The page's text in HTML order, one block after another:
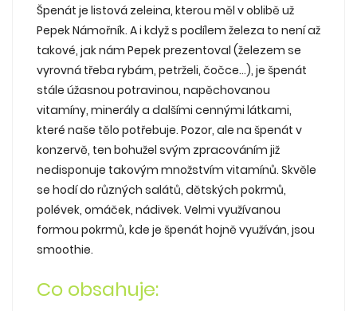
Špenát je listová zeleina, kterou měl v oblibě už
Pepek Námořník. A i když s podílem železa to není až
takové, jak nám Pepek prezentoval (železem se
vyrovná třeba rybám, petrželi, čočce...), je špenát
stále úžasnou potravinou, napěchovanou
vitamíny, minerály a dalšími cennými látkami,
které naše tělo potřebuje. Pozor, ale na špenát v
konzervě, ten bohužel svým zpracováním již
nedisponuje takovým množstvím vitamínů. Skvěle
se hodí do různých salátů, dětských pokrmů,
polévek, omáček, nádivek. Velmi využívanou
formou pokrmů, kde je špenát hojně využíván, jsou
smoothie.
Co obsahuje: